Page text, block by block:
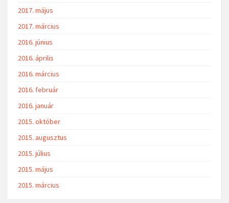
2017. május
2017. március
2016. június
2016. április
2016. március
2016. február
2016. január
2015. október
2015. augusztus
2015. július
2015. május
2015. március